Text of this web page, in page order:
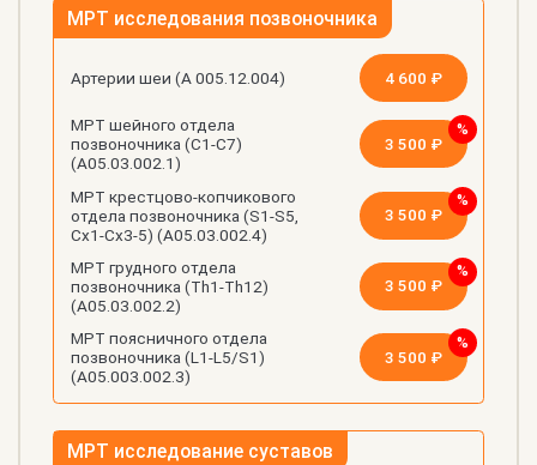
МРТ исследования позвоночника
Артерии шеи (А 005.12.004) 4 600 ₽
МРТ шейного отдела
позвоночника (C1-C7)
(А05.03.002.1)
3 500 ₽
МРТ крестцово-копчикового
отдела позвоночника (S1-S5,
Cx1-Cx3-5) (А05.03.002.4)
3 500 ₽
МРТ грудного отдела
позвоночника (Th1-Th12)
(А05.03.002.2)
3 500 ₽
МРТ поясничного отдела
позвоночника (L1-L5/S1)
(А05.003.002.3)
3 500 ₽
МРТ исследование суставов